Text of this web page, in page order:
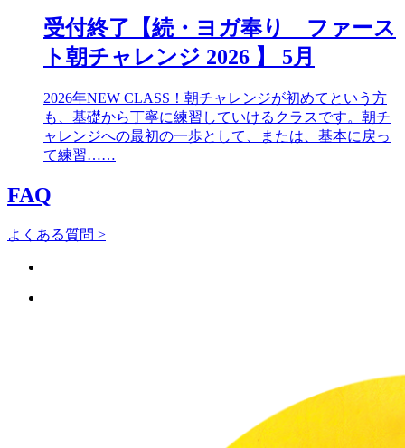
受付終了【続・ヨガ奉り ファース
ト朝チャレンジ 2026 】 5月
2026年NEW CLASS！朝チャレンジが初めてという方
も、基礎から丁寧に練習していけるクラスです。朝チ
ャレンジへの最初の一歩として、または、基本に戻っ
て練習……
FAQ
よくある質問 >